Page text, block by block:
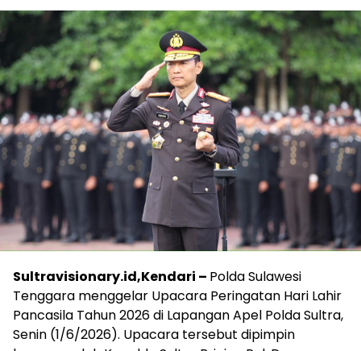
Sultravisionary.id,Kendari – Polda Sulawesi
Tenggara menggelar Upacara Peringatan Hari Lahir
Pancasila Tahun 2026 di Lapangan Apel Polda Sultra,
Senin (1/6/2026). Upacara tersebut dipimpin